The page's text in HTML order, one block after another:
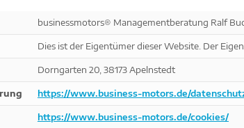
businessmotors® Managementberatung Ralf
Dies ist der Eigentümer dieser Website. Der
Dorngarten 20, 38173 Apelnstedt
https://www.business-motors.de/
https://www.business-motors.de/cookies/